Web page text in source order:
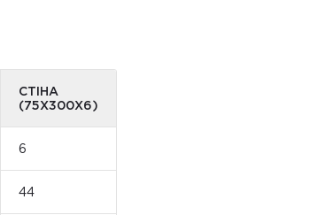
СТІНА
(75X300X6)
6
44